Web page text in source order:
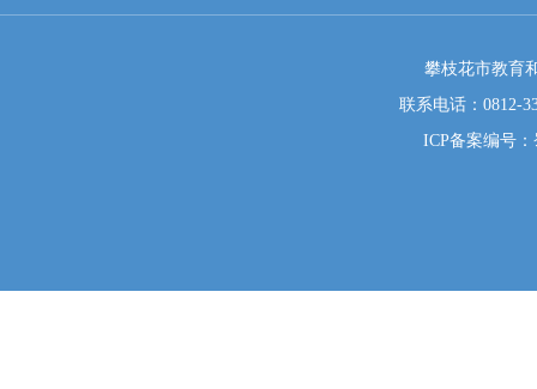
攀枝花市教育
联系电话：0812-
ICP备案编号：